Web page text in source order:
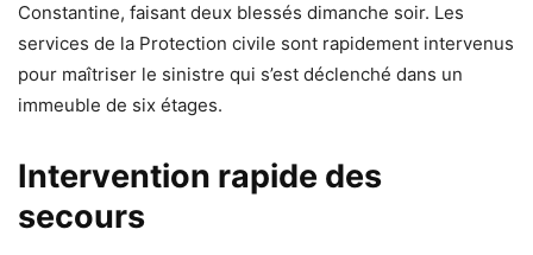
Constantine, faisant deux blessés dimanche soir. Les
services de la Protection civile sont rapidement intervenus
pour maîtriser le sinistre qui s’est déclenché dans un
immeuble de six étages.
Intervention rapide des
secours